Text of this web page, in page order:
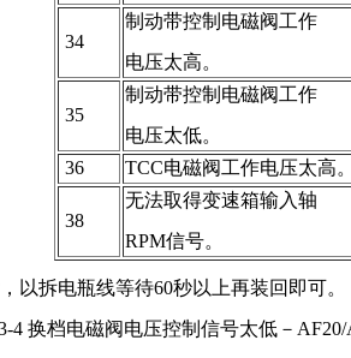
34
制动带控制电磁阀工作
电压太高。
35
制动带控制电磁阀工作
电压太低。
36
TCC电磁阀工作电压太高
38
无法取得变速箱输入轴
RPM信号。
以拆电瓶线等待60秒以上再装回即可。
4 换档电磁阀电压控制信号太低－AF20/